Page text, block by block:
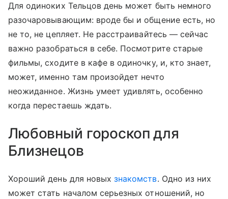
Для одиноких Тельцов день может быть немного
разочаровывающим: вроде бы и общение есть, но
не то, не цепляет. Не расстраивайтесь — сейчас
важно разобраться в себе. Посмотрите старые
фильмы, сходите в кафе в одиночку, и, кто знает,
может, именно там произойдет нечто
неожиданное. Жизнь умеет удивлять, особенно
когда перестаешь ждать.
Любовный гороскоп для
Близнецов
Хороший день для новыхзнакомств. Одно из них
может стать началом серьезных отношений, но